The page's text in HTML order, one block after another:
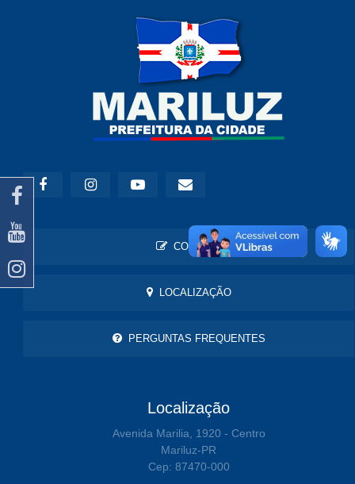
CONTATO
LOCALIZAÇÃO
PERGUNTAS FREQUENTES
Localização
Avenida Marilia, 1920 - Centro
Mariluz-PR
Cep: 87470-000